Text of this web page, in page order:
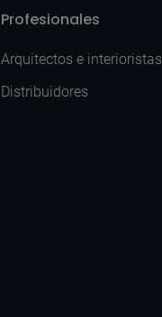
Profesionales
Arquitectos e interioristas
Distribuidores